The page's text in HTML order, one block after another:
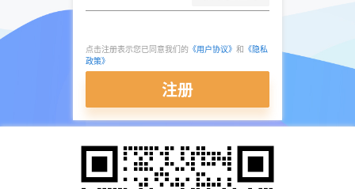
点击注册表示您已同意我们的 《用户协议》 和 《隐私
政策》
注册